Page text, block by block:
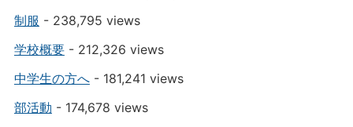
制服 - 238,795 views
学校概要- 212,326 views
中学生の方へ- 181,241 views
部活動 - 174,678 views